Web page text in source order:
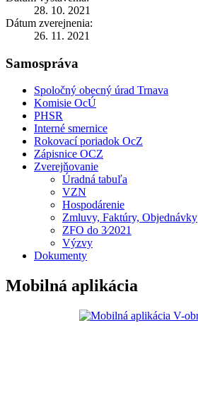
28. 10. 2021
Dátum zverejnenia:
26. 11. 2021
Samospráva
Spoločný obecný úrad Trnava
Komisie OcÚ
PHSR
Interné smernice
Rokovací poriadok OcZ
Zápisnice OCZ
Zverejňovanie
Úradná tabuľa
VZN
Hospodárenie
Zmluvy, Faktúry, Objednávky
ZFO do 3⁄2021
Výzvy
Dokumenty
Mobilná aplikácia